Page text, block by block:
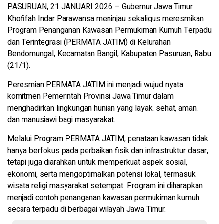
PASURUAN, 21 JANUARI 2026 – Gubernur Jawa Timur
Khofifah Indar Parawansa meninjau sekaligus meresmikan
Program Penanganan Kawasan Permukiman Kumuh Terpadu
dan Terintegrasi (PERMATA JATIM) di Kelurahan
Bendomungal, Kecamatan Bangil, Kabupaten Pasuruan, Rabu
(21/1).
Peresmian PERMATA JATIM ini menjadi wujud nyata
komitmen Pemerintah Provinsi Jawa Timur dalam
menghadirkan lingkungan hunian yang layak, sehat, aman,
dan manusiawi bagi masyarakat.
Melalui Program PERMATA JATIM, penataan kawasan tidak
hanya berfokus pada perbaikan fisik dan infrastruktur dasar,
tetapi juga diarahkan untuk memperkuat aspek sosial,
ekonomi, serta mengoptimalkan potensi lokal, termasuk
wisata religi masyarakat setempat. Program ini diharapkan
menjadi contoh penanganan kawasan permukiman kumuh
secara terpadu di berbagai wilayah Jawa Timur.